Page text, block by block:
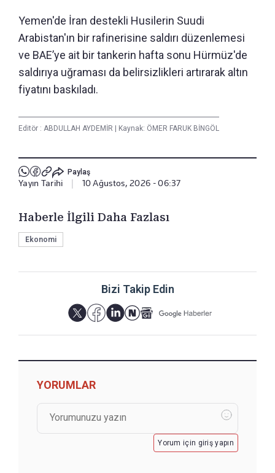
Yemen'de İran destekli Husilerin Suudi
Arabistan'ın bir rafinerisine saldırı düzenlemesi
ve BAE’ye ait bir tankerin hafta sonu Hürmüz'de
saldırıya uğraması da belirsizlikleri artırarak altın
fiyatını baskıladı.
Editör : ABDULLAH AYDEMİR | Kaynak: ÖMER FARUK BİNGÖL
Paylaş
Yayın Tarihi 10 Ağustos, 2026 - 06:37
Haberle İlgili Daha Fazlası
Ekonomi
Bizi Takip Edin
YORUMLAR
Yorum için giriş yapın